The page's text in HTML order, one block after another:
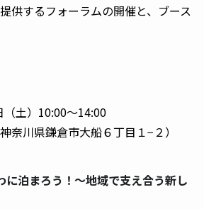
供するフォーラムの開催と、ブース
土）10:00〜14:00
奈川県鎌倉市大船６丁目１−２）
泊まろう！〜地域で支え合う新し